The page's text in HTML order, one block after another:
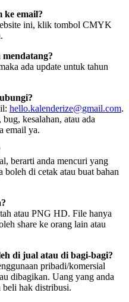
ke email?
ini, klik tombol CMYK
ada update untuk tahun
hello.kalenderize@gmail.com.
kesalahan, atau ada
email ya.
berarti anda mencuri yang
di cetak atau buat bahan
atau PNG HD. File hanya
share ke orang lain atau
di jual atau di bagi-bagi?
pribadi/komersial
dibagikan. Uang yang anda
beli hak distribusi.